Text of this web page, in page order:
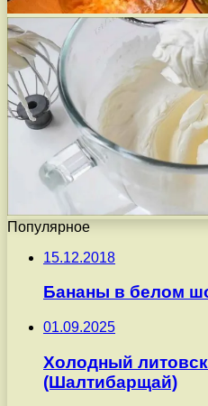
Популярное
15.12.2018
Бананы в белом
01.09.2025
Холодный
(Шалтибарщай)